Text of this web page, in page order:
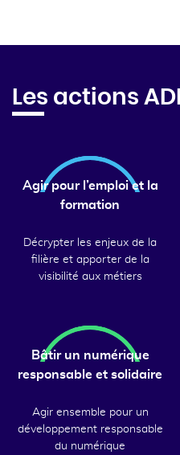
Les actions
Agir pour l’emploi et la
formation
Décrypter les enjeux de la
filière et apporter de la
visibilité aux métiers
Bâtir un numérique
responsable et solidaire
Agir ensemble pour un
développement responsable
du numérique